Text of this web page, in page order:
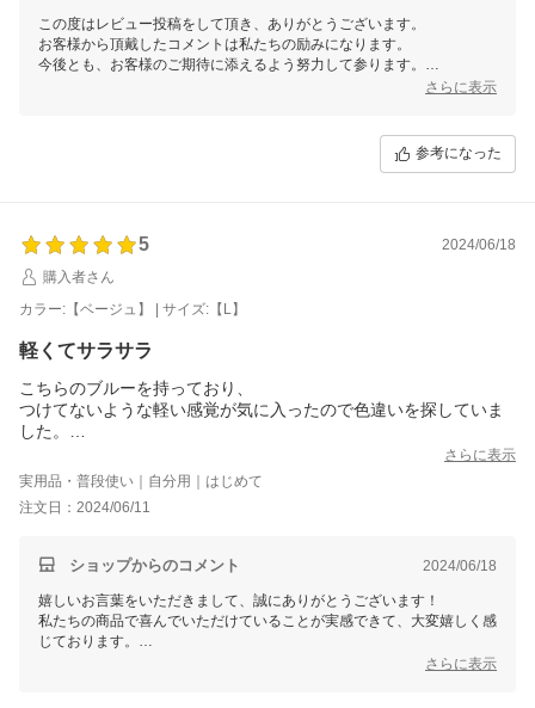
この度はレビュー投稿をして頂き、ありがとうございます。
お客様から頂戴したコメントは私たちの励みになります。
今後とも、お客様のご期待に添えるよう努力して参ります。
さらに表示
参考になった
5
2024/06/18
購入者さん
カラー:【ベージュ】 | サイズ:【L】
軽くてサラサラ
こちらのブルーを持っており、
つけてないような軽い感覚が気に入ったので色違いを探していま
した。
締め付け感がこちらの方が楽で
生地もサラサラで気持ち良いです。
再入荷を待ちましたが買えて良かったです。
さらに表示
実用品・普段使い｜自分用｜はじめて
注文日：2024/06/11
ショップからのコメント 2024/06/18
嬉しいお言葉をいただきまして、誠にありがとうございます！
私たちの商品で喜んでいただけていることが実感できて、大変嬉しく感
じております。
さらに表示